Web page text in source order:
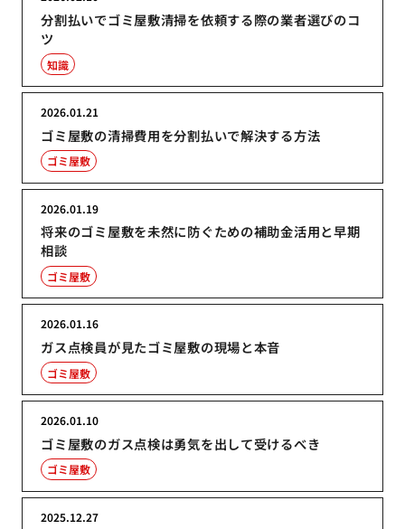
分割払いでゴミ屋敷清掃を依頼する際の業者選びのコ
ツ
知識
ゴミ屋敷の清掃費用を分割払いで解決する方法
2026.01.21
ゴミ屋敷
将来のゴミ屋敷を未然に防ぐための補助金活用と早期
相談
2026.01.19
ゴミ屋敷
ガス点検員が見たゴミ屋敷の現場と本音
2026.01.16
ゴミ屋敷
ゴミ屋敷のガス点検は勇気を出して受けるべき
2026.01.10
ゴミ屋敷
2025.12.27